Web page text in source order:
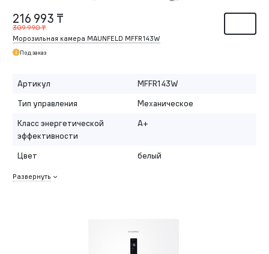
216 993 ₸
309 990 ₸
Морозильная камера MAUNFELD MFFR143W
Под заказ
Артикул
MFFR143W
Тип управления
Механическое
Класс энергетической
эффективности
A+
Цвет белый
Развернуть